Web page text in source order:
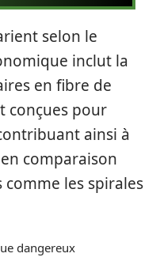
selon le
inclut la
en fibre de
conçues pour
ainsi à
comparaison
les spirales
dangereux